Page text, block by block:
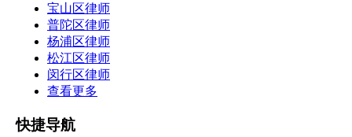
宝山区律师
普陀区律师
杨浦区律师
松江区律师
闵行区律师
查看更多
快捷导航